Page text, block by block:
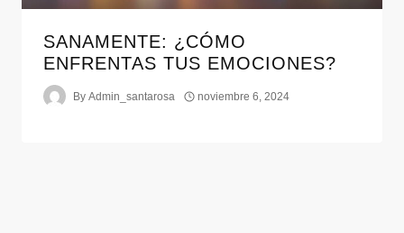
SANAMENTE: ¿CÓMO
ENFRENTAS TUS EMOCIONES?
By Admin_santarosa noviembre 6, 2024